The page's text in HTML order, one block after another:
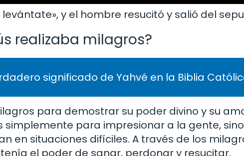
levántate», y el hombre resucitó y salió del
realizaba milagros?
significado de Yahvé en la Biblia
para demostrar su poder divino y su
simplemente para impresionar a la gente,
en situaciones difíciles. A través de los
tenía el poder de sanar, perdonar y resucitar.